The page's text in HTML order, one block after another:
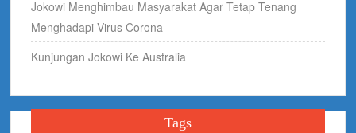
Jokowi Menghimbau Masyarakat Agar Tetap Tenang
Menghadapi Virus Corona
Kunjungan Jokowi Ke Australia
Tags